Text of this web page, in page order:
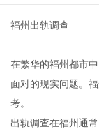
福州出轨调查
在繁华的福州都市
面对的现实问题。
考。
出轨调查在福州通